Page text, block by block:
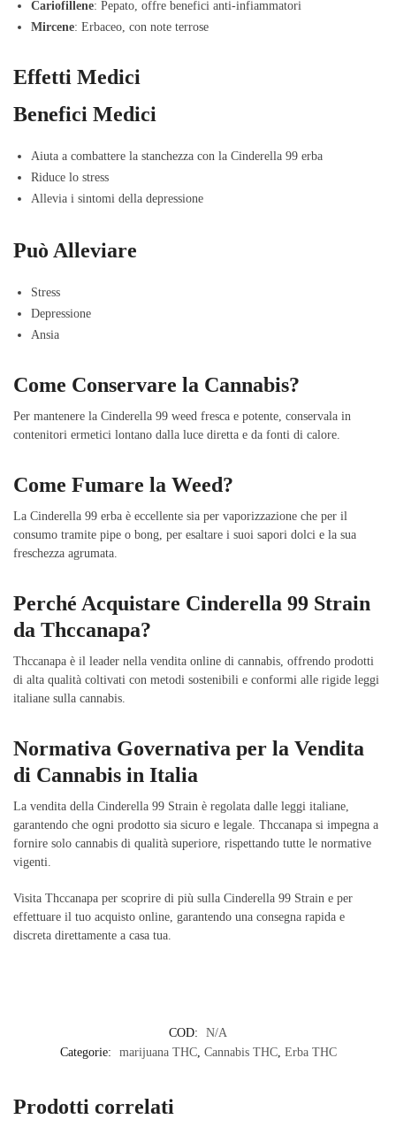
Cariofillene: Pepato, offre benefici anti-infiammatori
Mircene: Erbaceo, con note terrose
Effetti Medici
Benefici Medici
Aiuta a combattere la stanchezza con la Cinderella 99 erba
Riduce lo stress
Allevia i sintomi della depressione
Può Alleviare
Stress
Depressione
Ansia
Come Conservare la Cannabis?
Per mantenere la Cinderella 99 weed fresca e potente, conservala in
contenitori ermetici lontano dalla luce diretta e da fonti di calore.
Come Fumare la Weed?
La Cinderella 99 erba è eccellente sia per vaporizzazione che per il
consumo tramite pipe o bong, per esaltare i suoi sapori dolci e la sua
freschezza agrumata.
Perché Acquistare Cinderella 99 Strain
da Thccanapa?
Thccanapa è il leader nella vendita online di cannabis, offrendo prodotti
di alta qualità coltivati con metodi sostenibili e conformi alle rigide leggi
italiane sulla cannabis.
Normativa Governativa per la Vendita
di Cannabis in Italia
La vendita della Cinderella 99 Strain è regolata dalle leggi italiane,
garantendo che ogni prodotto sia sicuro e legale. Thccanapa si impegna a
fornire solo cannabis di qualità superiore, rispettando tutte le normative
vigenti.
Visita Thccanapa per scoprire di più sulla Cinderella 99 Strain e per
effettuare il tuo acquisto online, garantendo una consegna rapida e
discreta direttamente a casa tua.
COD:
N/A
Categorie:
marijuana THC, Cannabis THC, Erba THC
Prodotti correlati